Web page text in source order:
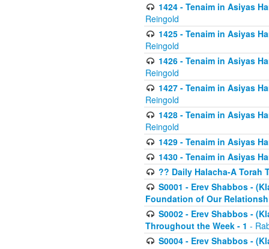
1424 - Tenaim in Asiyas
Reingold
1425 - Tenaim in Asiyas
Reingold
1426 - Tenaim in Asiyas
Reingold
1427 - Tenaim in Asiyas
Reingold
1428 - Tenaim in Asiyas
Reingold
1429 - Tenaim in Asiyas
1430 - Tenaim in Asiyas
?? Daily Halacha-A Torah
S0001 - Erev Shabbos -
Foundation of Our
S0002 - Erev Shabbos -
Throughout the Week - 1 -
S0004 - Erev Shabbos -